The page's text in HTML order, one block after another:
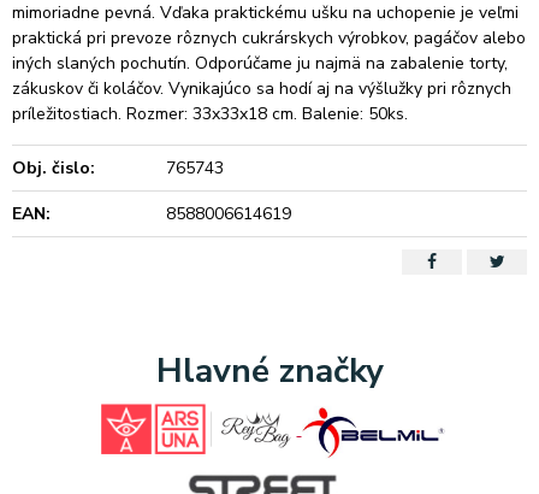
mimoriadne pevná. Vďaka praktickému ušku na uchopenie je veľmi
praktická pri prevoze rôznych cukrárskych výrobkov, pagáčov alebo
iných slaných pochutín. Odporúčame ju najmä na zabalenie torty,
zákuskov či koláčov. Vynikajúco sa hodí aj na výšlužky pri rôznych
príležitostiach. Rozmer: 33x33x18 cm. Balenie: 50ks.
Obj. čislo:
765743
EAN:
8588006614619
Hlavné značky